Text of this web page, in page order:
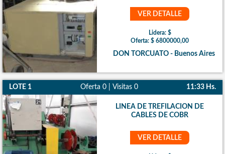
VER DETALLE
Lidera: $
Oferta: $ 6800000,00
DON TORCUATO - Buenos Aires
LOTE 1 Oferta 0 | Visitas 0 11:33 Hs.
LINEA DE TREFILACION DE
CABLES DE COBR
VER DETALLE